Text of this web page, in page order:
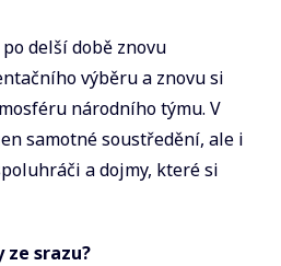
delší době znovu
výběru a znovu si
národního týmu. V
samotné soustředění, ale i
a dojmy, které si
ze srazu?